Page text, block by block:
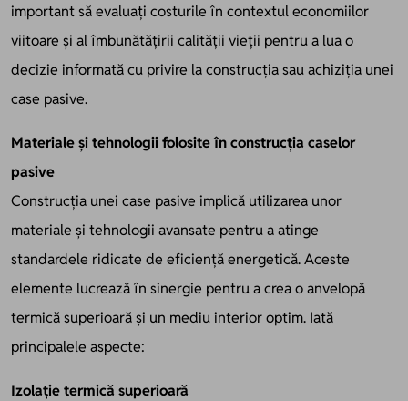
important să evaluați costurile în contextul economiilor
viitoare și al îmbunătățirii calității vieții pentru a lua o
decizie informată cu privire la construcția sau achiziția unei
case pasive.
Materiale și tehnologii folosite în construcția caselor
pasive
Construcția unei case pasive implică utilizarea unor
materiale și tehnologii avansate pentru a atinge
standardele ridicate de eficiență energetică. Aceste
elemente lucrează în sinergie pentru a crea o anvelopă
termică superioară și un mediu interior optim. Iată
principalele aspecte:
Izolație termică superioară